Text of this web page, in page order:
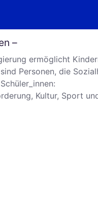
–
ermöglicht
Personen, die
Kultur, Sport